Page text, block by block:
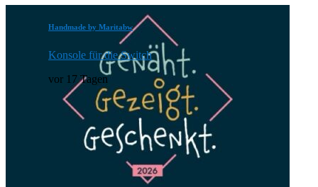
Handmade by Maritabw
Konsole für die Switch
vor 17 Tagen